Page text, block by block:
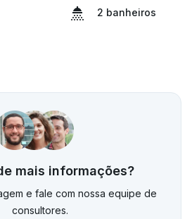
2 banheiros
mais informações?
e fale com nossa equipe de
consultores.